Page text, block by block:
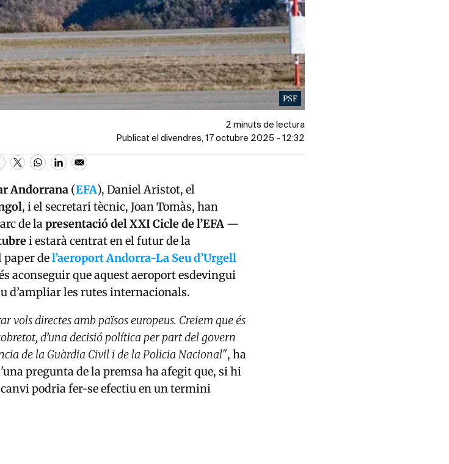
PSF
2 minuts de lectura
Publicat el divendres, 17 octubre 2025 - 12:32
Andorrana (EFA), Daniel Aristot, el
, i el secretari tècnic, Joan Tomàs, han
de lapresentació del XXI Cicle de l’EFA —
i estarà centrat en el futur de la
paper del’aeroport Andorra-La Seu d’Urgell
aconseguir que aquest aeroport esdevingui
d’ampliar les rutes internacionals.
vols directes amb països europeus. Creiem que és
d’una decisió política per part del govern
de la Guàrdia Civil i de la Policia Nacional", ha
pregunta de la premsa ha afegit que, si hi
podria fer-se efectiu en un termini